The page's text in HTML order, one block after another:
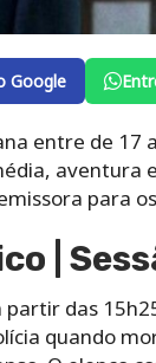
Google
entre de
aventura
para
|
das
quando